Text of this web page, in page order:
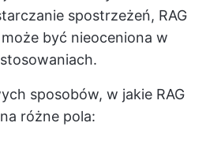
spostrzeżeń, RAG
być nieoceniona w
sposobów, w jakie RAG
różne pola: